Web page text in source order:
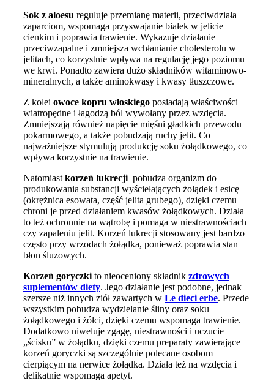
Sok z aloesu reguluje przemianę materii, przeciwdziała
zaparciom, wspomaga przyswajanie białek w jelicie
cienkim i poprawia trawienie. Wykazuje działanie
przeciwzapalne i zmniejsza wchłanianie cholesterolu w
jelitach, co korzystnie wpływa na regulację jego poziomu
we krwi. Ponadto zawiera dużo składników witaminowo-
mineralnych, a także aminokwasy i kwasy tłuszczowe.
Z kolei owoce kopru włoskiego posiadają właściwości
wiatropędne i łagodzą ból wywołany przez wzdęcia.
Zmniejszają również napięcie mięśni gładkich przewodu
pokarmowego, a także pobudzają ruchy jelit. Co
najważniejsze stymulują produkcję soku żołądkowego, co
wpływa korzystnie na trawienie.
Natomiast korzeń lukrecji pobudza organizm do
produkowania substancji wyściełających żołądek i esicę
(okrężnica esowata, część jelita grubego), dzięki czemu
chroni je przed działaniem kwasów żołądkowych. Działa
to też ochronnie na wątrobę i pomaga w niestrawnościach
czy zapaleniu jelit. Korzeń lukrecji stosowany jest bardzo
często przy wrzodach żołądka, ponieważ poprawia stan
błon śluzowych.
Korzeń goryczki to nieoceniony składnik zdrowych
suplementów diety. Jego działanie jest podobne, jednak
szersze niż innych ziół zawartych w Le dieci erbe. Przede
wszystkim pobudza wydzielanie śliny oraz soku
żołądkowego i żółci, dzięki czemu wspomaga trawienie.
Dodatkowo niweluje zgagę, niestrawności i uczucie
„ścisku” w żołądku, dzięki czemu preparaty zawierające
korzeń goryczki są szczególnie polecane osobom
cierpiącym na nerwice żołądka. Działa też na wzdęcia i
delikatnie wspomaga apetyt.